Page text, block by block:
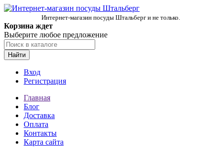
Интернет-магазин посуды Штальберг и не только.
Корзина ждет
Выберите любое предложение
Найти
Вход
Регистрация
Главная
Блог
Доставка
Оплата
Контакты
Карта сайта